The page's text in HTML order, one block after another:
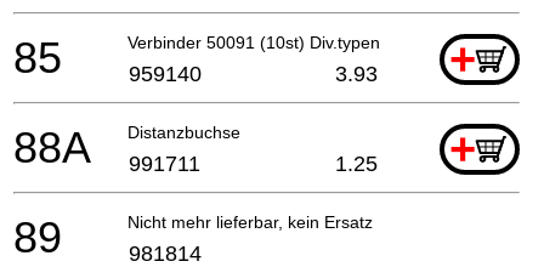
Verbinder 50091 (10st) Div.typen +
85 959140 3.93
Distanzbuchse +
88A 991711 1.25
Nicht mehr lieferbar, kein Ersatz
89 981814